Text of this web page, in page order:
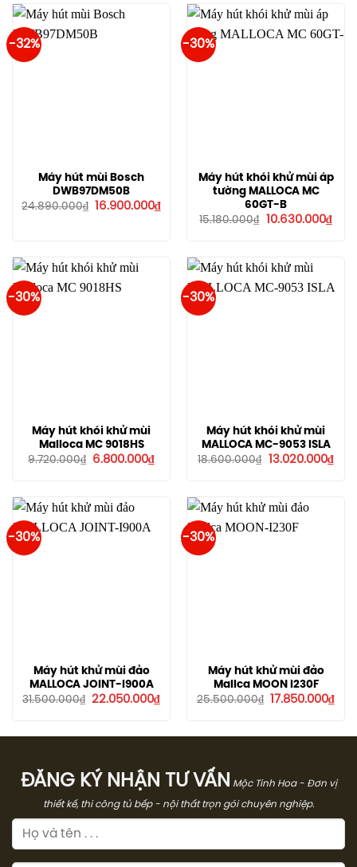
-32%
Máy hút mùi Bosch
DWB97DM50B
24.890.000₫ Giá
16.900.000₫Giá
hiện
-30%
Máy hút khói khử mùi áp
tường MALLOCA MC
60GT-B
15.180.000₫
Giá
10.630.000₫Giá
hiện
-30%
Máy hút khói khử mùi
Malloca MC 9018HS
9.720.000₫
Giá
6.800.000₫Giá
hiện
6.800.000₫.
-30%
Máy hút khói khử mùi
MALLOCA MC-9053 ISLA
18.600.000₫
Giá
13.020.000₫Giá
hiện
-30%
Máy hút khử mùi đảo
MALLOCA JOINT-I900A
31.500.000₫
Giá
22.050.000₫Giá
hiện
22.050.000₫.
-30%
Máy hút khử mùi đảo
Mallca MOON I230F
25.500.000₫ Giá
17.850.000₫Giá
hiện
ĐĂNG KÝ NHẬN TƯ VẤN Mộc Tinh Hoa - Đơn vị
thiết kế, thi công tủ bếp - nội thất trọn gói chuyên nghiệp.